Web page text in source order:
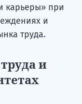
карьеры» при
и
труда.
и